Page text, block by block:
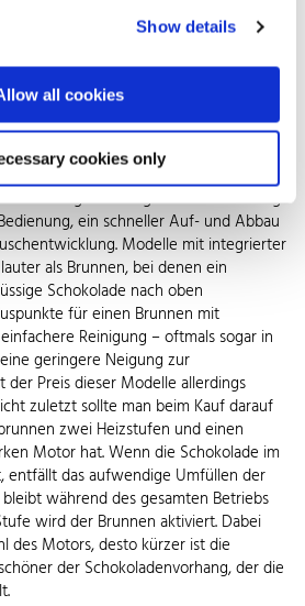
Show details
all cookies
cookies only
ihr höheres Gewicht entsprechend
im Handel lässt keinen Wunsch offen.
eine Kerze die Schokolade flüssig hält,
bis vier Stufen bis hin zum Duo-
für dunkle und helle Schokolade:
sollte sich nach der Zahl der
Brunnen gleichzeitig benutzen. Wichtig
ein schneller Auf- und Abbau
Modelle mit integrierter
als Brunnen, bei denen ein
Schokolade nach oben
für einen Brunnen mit
Reinigung – oftmals sogar in
geringere Neigung zur
der Preis dieser Modelle allerdings
zuletzt sollte man beim Kauf darauf
zwei Heizstufen und einen
Motor hat. Wenn die Schokolade im
entfällt das aufwendige Umfüllen der
während des gesamten Betriebs
wird der Brunnen aktiviert. Dabei
des Motors, desto kürzer ist die
der Schokoladenvorhang, der die